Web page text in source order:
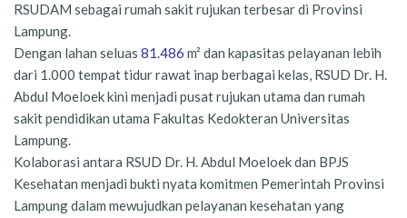
RSUDAM sebagai rumah sakit rujukan terbesar di Provinsi
Lampung.
Dengan lahan seluas 81.486 m² dan kapasitas pelayanan lebih
dari 1.000 tempat tidur rawat inap berbagai kelas, RSUD Dr. H.
Abdul Moeloek kini menjadi pusat rujukan utama dan rumah
sakit pendidikan utama Fakultas Kedokteran Universitas
Lampung.
Kolaborasi antara RSUD Dr. H. Abdul Moeloek dan BPJS
Kesehatan menjadi bukti nyata komitmen Pemerintah Provinsi
Lampung dalam mewujudkan pelayanan kesehatan yang